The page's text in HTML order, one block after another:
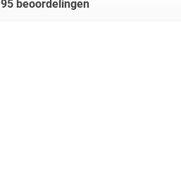
95beoordelingen